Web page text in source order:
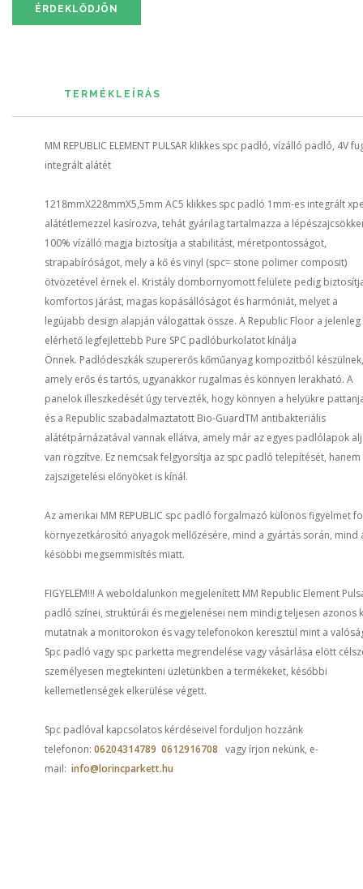
ÉRDEKLŐDJÖN
TERMÉKLEÍRÁS
MM REPUBLIC ELEMENT PULSAR klikkes spc padló, vízálló padló, 4V
integrált alátét
1218mmX228mmX5,5mm AC5 klikkes spc padló 1mm-es integrált
alátétlemezzel kasírozva, tehát gyárilag tartalmazza a
100% vízálló magja biztosítja a stabilitást, méretpontosságot,
strapabíróságot, mely a kő és vinyl (spc= stone polimer composit)
ötvözetével érnek el. Kristály dombornyomott felülete pedig
komfortos járást, magas kopásállóságot és harmóniát, melyet a
legújabb design alapján válogattak össze. A Republic Floor a jelenleg
elérhető legfejlettebb Pure SPC padlóburkolatot kínálja
Önnek. Padlódeszkák szupererős kőműanyag kompozitból készülnek,
amely erős és tartós, ugyanakkor rugalmas és könnyen lerakható. A
panelok illeszkedését úgy tervezték, hogy könnyen a helyükre
és a Republic szabadalmaztatott Bio-GuardTM antibakteriális
alátétpárnázatával vannak ellátva, amely már az egyes padlólapok
van rögzítve. Ez nemcsak felgyorsítja az spc padló telepítését,
zajszigetelési előnyöket is kínál.
Az amerikai MM REPUBLIC spc padló forgalmazó különös figyelmet
környezetkárosító anyagok mellőzésére, mind a gyártás során, mind
késöbbi megsemmisítés miatt.
FIGYELEM!!! A weboldalunkon megjelenített MM Republic Element
padló színei, struktúrái és megjelenései nem mindig teljesen azonos
mutatnak a monitorokon és vagy telefonokon keresztül mint a
Spc padló vagy spc parketta megrendelése vagy vásárlása elött
személyesen megtekinteni üzletünkben a termékeket, későbbi
kellemetlenségek elkerülése végett.
Spc padlóval kapcsolatos kérdéseivel forduljon hozzánk
telefonon: 06204314789 0612916708 vagy írjon nekünk, e-
mail: info@lorincparkett.hu